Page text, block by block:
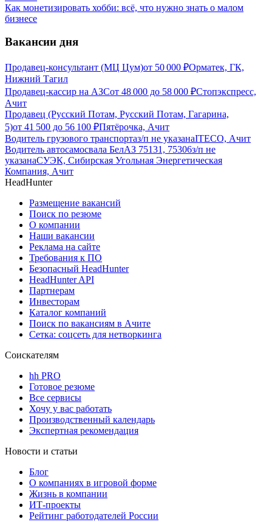
Как монетизировать хобби: всё, что нужно знать о малом
бизнесе
Вакансии дня
Продавец-консультант (МЦ Цум)от 50 000 ₽Орматек, ГК,
Нижний Тагил
Продавец-кассир на АЗСот 48 000 до 58 000 ₽Стопэкспресс,
Ачит
Продавец (Русский Потам, Русский Потам, Гагарина,
5)от 41 500 до 56 100 ₽Пятёрочка, Ачит
Водитель грузового транспортаз/п не указанаITECO, Ачит
Водитель автосамосвала БелАЗ 75131, 75306з/п не
указанаСУЭК, Сибирская Угольная Энергетическая
Компания, Ачит
HeadHunter
Размещение вакансий
Поиск по резюме
О компании
Наши вакансии
Реклама на сайте
Требования к ПО
Безопасный HeadHunter
HeadHunter API
Партнерам
Инвесторам
Каталог компаний
Поиск по вакансиям в Ачите
Сетка: соцсеть для нетворкинга
Соискателям
hh PRO
Готовое резюме
Все сервисы
Хочу у вас работать
Производственный календарь
Экспертная рекомендация
Новости и статьи
Блог
О компаниях в игровой форме
Жизнь в компании
ИТ-проекты
Рейтинг работодателей России